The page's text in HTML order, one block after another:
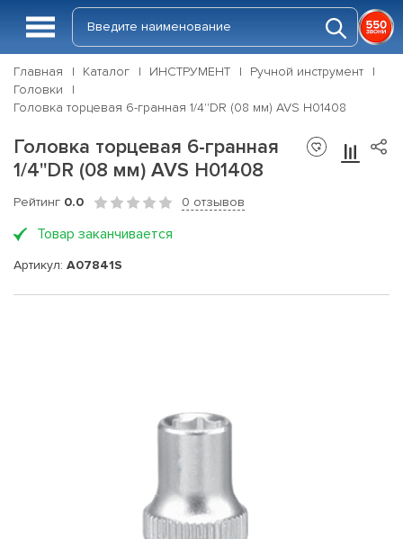
Главная Каталог ИНСТРУМЕНТ
Ручной инструмент
Головки
Головка торцевая 6-гранная 1/4''DR (08 мм) AVS H01408
Головка торцевая 6-гранная
1/4''DR (08 мм) AVS H01408
Рейтинг 0.0 0 отзывов
Товар заканчивается
Артикул: A07841S